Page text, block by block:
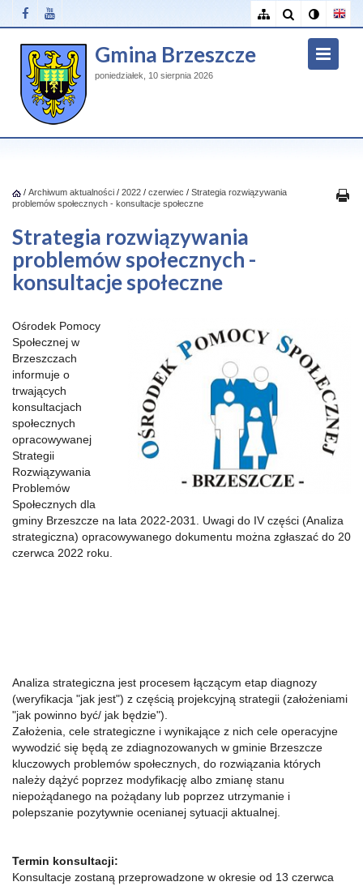
Gmina Brzeszcze
poniedziałek, 10 sierpnia 2026
/ Archiwum aktualności / 2022 / czerwiec / Strategia rozwiązywania
problemów społecznych - konsultacje społeczne
Strategia rozwiązywania
problemów społecznych -
konsultacje społeczne
Ośrodek Pomocy
Społecznej w
Brzeszczach
informuje o
trwających
konsultacjach
społecznych
opracowywanej
Strategii
Rozwiązywania
Problemów
Społecznych dla
gminy Brzeszcze na lata 2022-2031. Uwagi do IV części (Analiza
strategiczna) opracowywanego dokumentu można zgłaszać do 20
czerwca 2022 roku.
Analiza strategiczna jest procesem łączącym etap diagnozy
(weryfikacja "jak jest") z częścią projekcyjną strategii (założeniami
"jak powinno być/ jak będzie").
Założenia, cele strategiczne i wynikające z nich cele operacyjne
wywodzić się będą ze zdiagnozowanych w gminie Brzeszcze
kluczowych problemów społecznych, do rozwiązania których
należy dążyć poprzez modyfikację albo zmianę stanu
niepożądanego na pożądany lub poprzez utrzymanie i
polepszanie pozytywnie ocenianej sytuacji aktualnej.
Termin konsultacji:
Konsultacje zostaną przeprowadzone w okresie od 13 czerwca